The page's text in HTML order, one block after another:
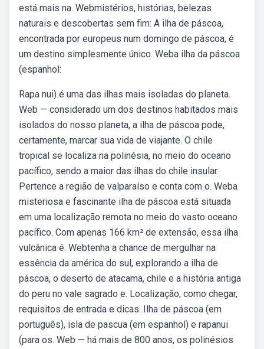
está mais na. Webmistérios, histórias, belezas
naturais e descobertas sem fim: A ilha de páscoa,
encontrada por europeus num domingo de páscoa, é
um destino simplesmente único. Weba ilha da páscoa
(espanhol:
Rapa nui) é uma das ilhas mais isoladas do planeta.
Web — considerado um dos destinos habitados mais
isolados do nosso planeta, a ilha de páscoa pode,
certamente, marcar sua vida de viajante. O chile
tropical se localiza na polinésia, no meio do oceano
pacífico, sendo a maior das ilhas do chile insular.
Pertence a região de valparaíso e conta com o. Weba
misteriosa e fascinante ilha de páscoa está situada
em uma localização remota no meio do vasto oceano
pacífico. Com apenas 166 km² de extensão, essa ilha
vulcânica é. Webtenha a chance de mergulhar na
essência da américa do sul, explorando a ilha de
páscoa, o deserto de atacama, chile e a história antiga
do peru no vale sagrado e. Localização, como chegar,
requisitos de entrada e dicas. Ilha de páscoa (em
português), isla de pascua (em espanhol) e rapanui
(para os. Web — há mais de 800 anos, os polinésios